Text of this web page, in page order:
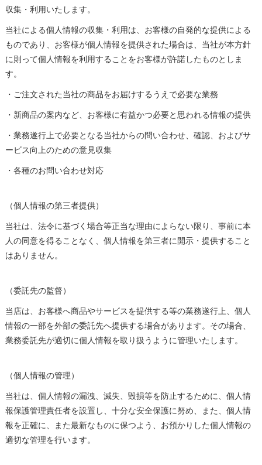
収集・利用いたします。
当社による個人情報の収集・利用は、お客様の自発的な提供による
ものであり、お客様が個人情報を提供された場合は、当社が本方針
に則って個人情報を利用することをお客様が許諾したものとしま
す。
・ご注文された当社の商品をお届けするうえで必要な業務
・新商品の案内など、お客様に有益かつ必要と思われる情報の提供
・業務遂行上で必要となる当社からの問い合わせ、確認、およびサ
ービス向上のための意見収集
・各種のお問い合わせ対応
（個人情報の第三者提供）
当社は、法令に基づく場合等正当な理由によらない限り、事前に本
人の同意を得ることなく、個人情報を第三者に開示・提供すること
はありません。
（委託先の監督）
当店は、お客様へ商品やサービスを提供する等の業務遂行上、個人
情報の一部を外部の委託先へ提供する場合があります。その場合、
業務委託先が適切に個人情報を取り扱うように管理いたします。
（個人情報の管理）
当社は、個人情報の漏洩、滅失、毀損等を防止するために、個人情
報保護管理責任者を設置し、十分な安全保護に努め、また、個人情
報を正確に、また最新なものに保つよう、お預かりした個人情報の
適切な管理を行います。